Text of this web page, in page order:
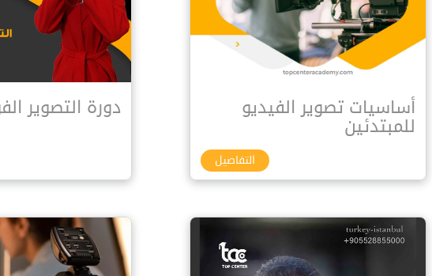
أساسيات تصوير الفيديو
للمبتدئين
التفاصيل
دورة التصوير